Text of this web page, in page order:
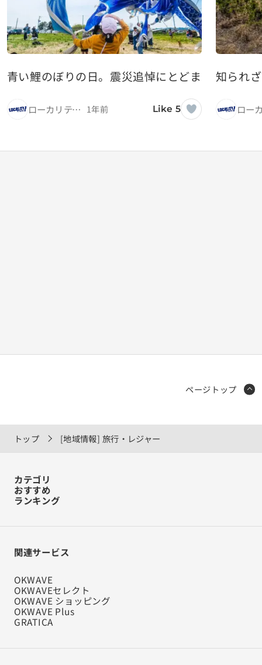
青い鯉のぼりの日。震災追悼にとどまらない「
ローカリティ！ 1年前 Like 5
知られ
トップ [地域情報] 旅行・レジャー
ページトップ
カテゴリ
おすすめ
ランキング
関連サービス
OKWAVE
OKWAVEセレクト
OKWAVE ショッピング
OKWAVE Plus
GRATICA